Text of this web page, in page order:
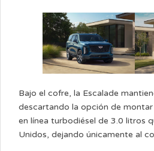
Bajo el cofre, la Escalade
descartando la opción de
en línea turbodiésel de 3.0 litros
Unidos, dejando únicamente al